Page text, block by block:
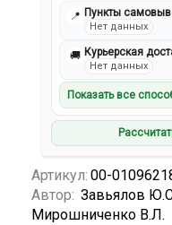
📍 Пункты
Нет данных
🚚 Курьерская
Нет данных
Показать все
Артикул: 00-
Автор: Завьялов
Мирошниченко В.Л.